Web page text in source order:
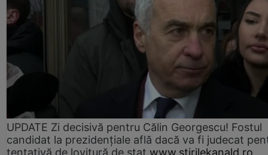
UPDATE Zi decisivă pentru Călin Georgescu! Fostul
candidat la prezidențiale află dacă va fi judecat
tentativă de lovitură de stat www.stirilekanald.ro